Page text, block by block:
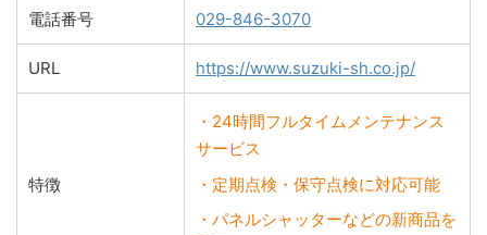
電話番号 029-846-3070
URL https://www.suzuki-sh.co.jp/
特徴
・24時間フルタイムメンテナンス
サービス
・定期点検・保守点検に対応可能
・パネルシャッターなどの新商品を